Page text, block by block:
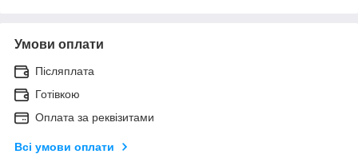
Умови оплати
Післяплата
Готівкою
Оплата за реквізитами
Всі умови оплати